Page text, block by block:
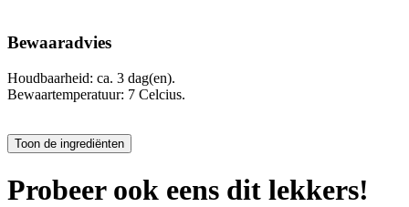
Bewaaradvies
Houdbaarheid: ca. 3 dag(en).
Bewaartemperatuur: 7 Celcius.
Probeer ook eens dit lekkers!